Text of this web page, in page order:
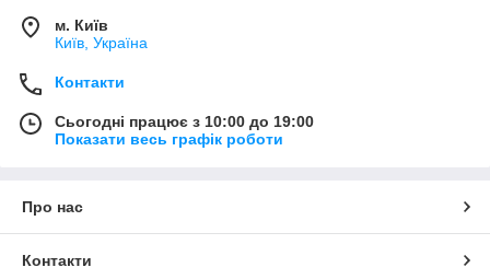
м. Київ
Київ, Україна
Контакти
Сьогодні працює з 10:00 до 19:00
Показати весь графік роботи
Про нас
Контакти